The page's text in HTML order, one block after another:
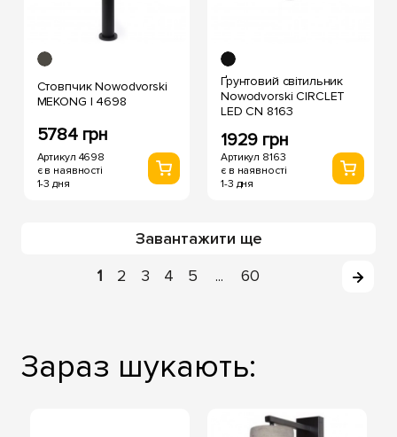
Стовпчик Nowodvorski
MEKONG I 4698
5784 грн
Артикул 4698
є в наявності
1-3 дня
Ґрунтовий світильник
Nowodvorski CIRCLET
LED CN 8163
1929 грн
Артикул 8163
є в наявності
1-3 дня
Завантажити ще
1
2 3 4 5 ... 60
Зараз шукають: